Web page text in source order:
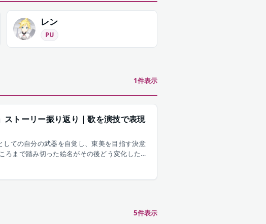
レン
PU
1件表示
ストーリー振り返り｜歌を演技で表現
ての自分の武器を自覚し、東美を目指す決意
まで踏み切った絵名がその後どう変化したの
5件表示